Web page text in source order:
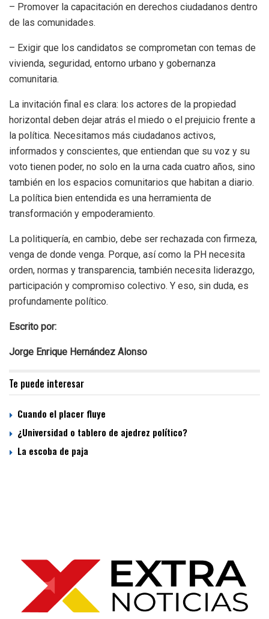
– Promover la capacitación en derechos ciudadanos dentro
de las comunidades.
– Exigir que los candidatos se comprometan con temas de
vivienda, seguridad, entorno urbano y gobernanza
comunitaria.
La invitación final es clara: los actores de la propiedad
horizontal deben dejar atrás el miedo o el prejuicio frente a
la política. Necesitamos más ciudadanos activos,
informados y conscientes, que entiendan que su voz y su
voto tienen poder, no solo en la urna cada cuatro años, sino
también en los espacios comunitarios que habitan a diario.
La política bien entendida es una herramienta de
transformación y empoderamiento.
La politiquería, en cambio, debe ser rechazada con firmeza,
venga de donde venga. Porque, así como la PH necesita
orden, normas y transparencia, también necesita liderazgo,
participación y compromiso colectivo. Y eso, sin duda, es
profundamente político.
Escrito por:
Jorge Enrique Hernández Alonso
Te puede interesar
Cuando el placer fluye
¿Universidad o tablero de ajedrez político?
La escoba de paja